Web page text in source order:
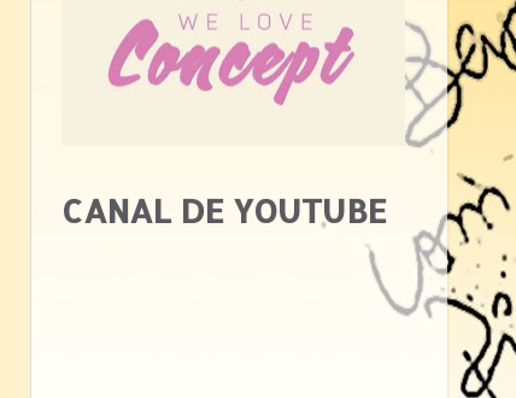
CANAL DE YOUTUBE